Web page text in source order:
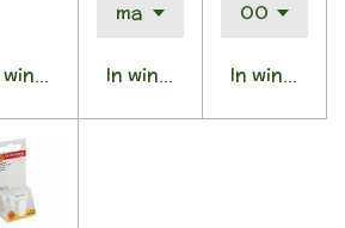
winkelwagenIn winkelwagen
In